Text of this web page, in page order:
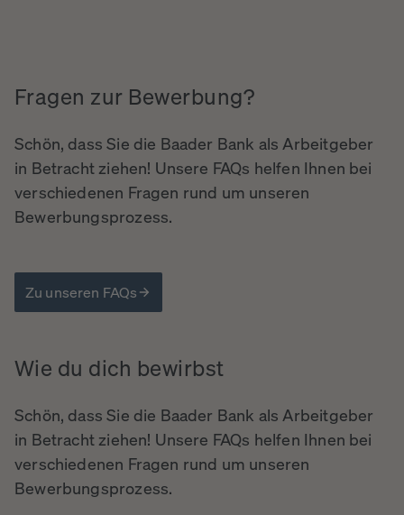
Fragen zur Bewerbung?
Schön, dass Sie die Baader Bank als Arbeitgeber
in Betracht ziehen! Unsere FAQs helfen Ihnen bei
verschiedenen Fragen rund um unseren
Bewerbungsprozess.
Zu unseren FAQs
Wie du dich bewirbst
Schön, dass Sie die Baader Bank als Arbeitgeber
in Betracht ziehen! Unsere FAQs helfen Ihnen bei
verschiedenen Fragen rund um unseren
Bewerbungsprozess.